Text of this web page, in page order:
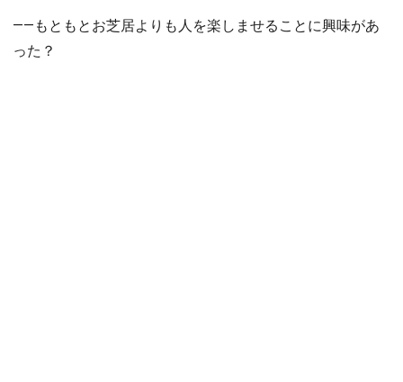
――もともとお芝居よりも人を楽しませることに興味があ
った？